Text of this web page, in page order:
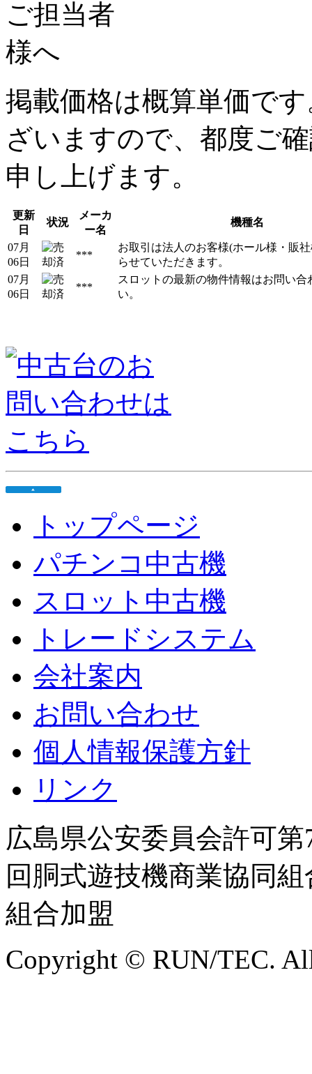
掲載価格は概算単価で
ざいますので、都度ご
申し上げます。
更新
日
状況
メーカ
ー名
機種名
07月
06日
***
お取引は法人のお客様(ホール様・販
らせていただきます。
07月
06日
***
スロットの最新の物件情報はお問い合
い。
トップページ
パチンコ中古機
スロット中古機
トレードシステム
会社案内
お問い合わせ
個人情報保護方針
リンク
広島県公安委員会許可第
回胴式遊技機商業協同
組合加盟
Copyright © RUN/TEC.